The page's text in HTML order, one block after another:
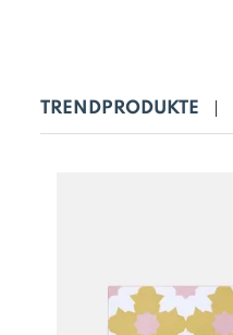
TRENDPRODUKTE